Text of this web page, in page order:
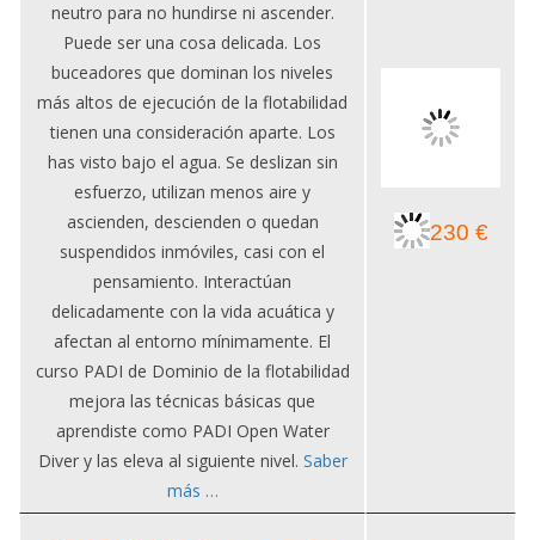
neutro para no hundirse ni ascender.
Puede ser una cosa delicada. Los
buceadores que dominan los niveles
más altos de ejecución de la flotabilidad
tienen una consideración aparte. Los
has visto bajo el agua. Se deslizan sin
esfuerzo, utilizan menos aire y
ascienden, descienden o quedan
suspendidos inmóviles, casi con el
pensamiento. Interactúan
delicadamente con la vida acuática y
afectan al entorno mínimamente. El
curso PADI de Dominio de la flotabilidad
mejora las técnicas básicas que
aprendiste como PADI Open Water
Diver y las eleva al siguiente nivel. Saber
más …
230 €